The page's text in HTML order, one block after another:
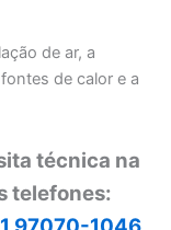
de ar, a
de calor e a
técnica na
telefones: